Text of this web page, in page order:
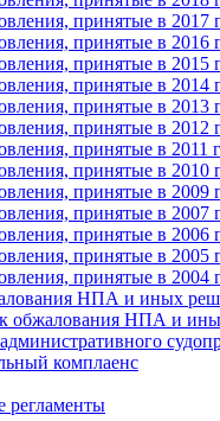
принятые в 2017
принятые в 2016
принятые в 2015
принятые в 2014
принятые в 2013
принятые в 2012
принятые в 2011
принятые в 2010
принятые в 2009
принятые в 2007
принятые в 2006
принятые в 2005
принятые в 2004
НПА и иных
обжалования НПА и
комплаенс
регламенты